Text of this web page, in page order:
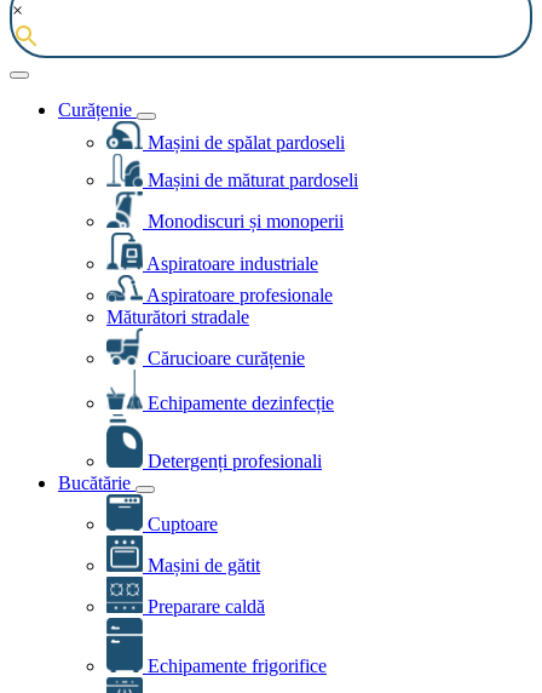
×
Curățenie
Mașini de spălat pardoseli
Mașini de măturat pardoseli
Monodiscuri și monoperii
Aspiratoare industriale
Aspiratoare profesionale
Măturători stradale
Cărucioare curățenie
Echipamente dezinfecție
Detergenți profesionali
Bucătărie
Cuptoare
Mașini de gătit
Preparare caldă
Echipamente frigorifice